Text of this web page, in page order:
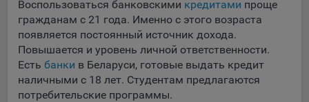
используется для обеспечения корректной работы сайта.
Компании, которой мы поручаем обработку данных для
данной цели:
Сервис хранения информации, предоставляемый
компанией, согласно договора аренды ООО «Рэкун
Воспользоваться банковскими кредитами проще
гражданам с 21 года. Именно с этого возраста
появляется постоянный источник дохода.
Повышается и уровень личной ответственности.
Есть банки в Беларуси, готовые выдать кредит
наличными с 18 лет. Студентам предлагаются
потребительские программы.